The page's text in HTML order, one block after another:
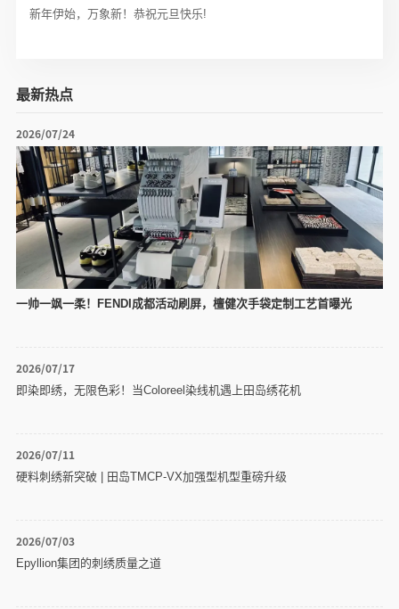
新年伊始，万象新！恭祝元旦快乐!
最新热点
2026/07/24
一帅一飒一柔！FENDI成都活动刷屏，檀健次手袋定制工艺首曝光
2026/07/17
即染即绣，无限色彩！当Coloreel染线机遇上田岛绣花机
2026/07/11
硬料刺绣新突破 | 田岛TMCP-VX加强型机型重磅升级
2026/07/03
Epyllion集团的刺绣质量之道